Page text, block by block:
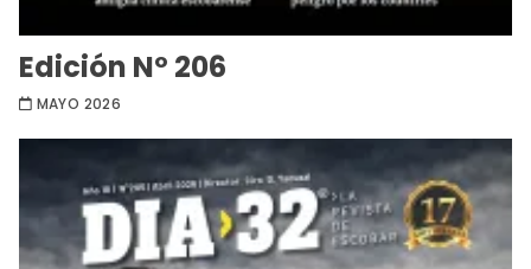
Edición Nº 206
MAYO 2026